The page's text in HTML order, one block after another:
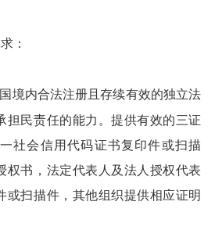
：
境内合法注册且存续有效的独立法
担民责任的能力。提供有效的三证
社会信用代码证书复印件或扫描
权书，法定代表人及法人授权代表
或扫描件，其他组织提供相应证明